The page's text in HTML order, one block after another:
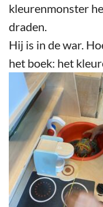
kleurenmonster
draden.
Hij is in de war.
het boek: het